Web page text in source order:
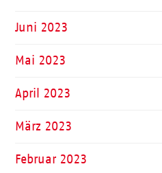
Juni 2023
Mai 2023
April 2023
März 2023
Februar 2023